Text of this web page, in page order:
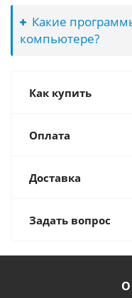
Какие
компьютере?
Как купить
Оплата
Доставка
Задать вопрос